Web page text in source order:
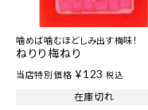
噛めば噛むほどしみ出す梅味！
ねりり梅ねり
当店特別価格 ¥123 税込
在庫切れ